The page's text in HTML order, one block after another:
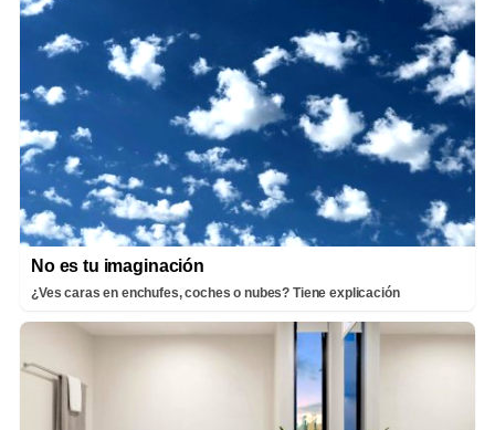
No es tu imaginación
¿Ves caras en enchufes, coches o nubes? Tiene explicación